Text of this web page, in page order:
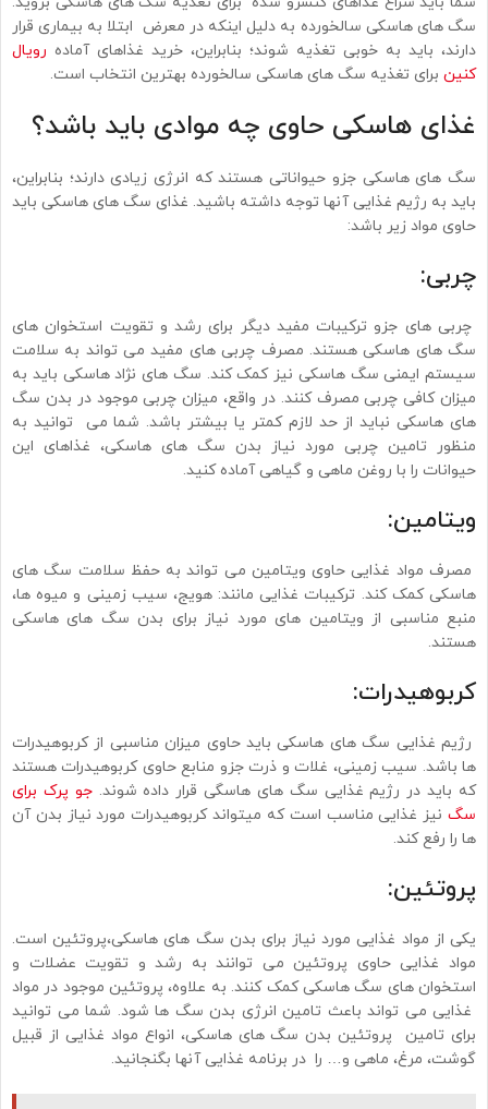
سگ های هاسکی سالخورده به دلیل اینکه در معرض ابتلا به بیماری قرار
دارند، باید به خوبی تغذیه شوند؛ بنابراین، خرید غذاهای آماده رویال
کنین برای تغذیه سگ های هاسکی سالخورده بهترین انتخاب است.
غذای هاسکی حاوی چه موادی باید باشد؟
سگ های هاسکی جزو حیواناتی هستند که انرژی زیادی دارند؛ بنابراین،
باید به رژیم غذایی آنها توجه داشته باشید. غذای سگ های هاسکی باید
حاوی مواد زیر باشد:
چربی:
چربی های جزو ترکیبات مفید دیگر برای رشد و تقویت استخوان های
سگ های هاسکی هستند. مصرف چربی های مفید می تواند به سلامت
سیستم ایمنی سگ هاسکی نیز کمک کند. سگ های نژاد هاسکی باید به
میزان کافی چربی مصرف کنند. در واقع، میزان چربی موجود در بدن سگ
های هاسکی نباید از حد لازم کمتر یا بیشتر باشد. شما می توانید به
منظور تامین چربی مورد نیاز بدن سگ های هاسکی، غذاهای این
حیوانات را با روغن ماهی و گیاهی آماده کنید.
ویتامین:
مصرف مواد غذایی حاوی ویتامین می تواند به حفظ سلامت سگ های
هاسکی کمک کند. ترکیبات غذایی مانند: ‏هویج، سیب زمینی و میوه ها،
منبع مناسبی از ویتامین های مورد نیاز برای بدن سگ های هاسکی
هستند. ‏
کربوهیدرات:
رژیم غذایی سگ های هاسکی باید حاوی میزان مناسبی از کربوهیدرات
ها باشد. سیب زمینی، غلات و ذرت جزو ‏منابع حاوی کربوهیدرات هستند
که باید در رژیم غذایی سگ های هاسگی قرار داده شوند. ‏جو پرک برای
سگ نیز غذایی مناسب است که میتواند کربوهیدرات مورد نیاز بدن آن
ها را رفع کند.
پروتئين:
یکی از مواد غذایی مورد نیاز برای بدن سگ های هاسکی،پروتئین است.
مواد غذایی حاوی پروتئین می توانند به رشد و تقویت عضلات و
استخوان های سگ هاسکی کمک کنند. به علاوه، پروتئین موجود در مواد
غذایی می تواند باعث تامین انرژی بدن سگ ها شود. شما می توانید
برای تامین پروتئین بدن سگ های هاسکی، انواع مواد غذایی از قبیل
گوشت، مرغ، ماهی و… را در برنامه غذایی آنها بگنجانید.